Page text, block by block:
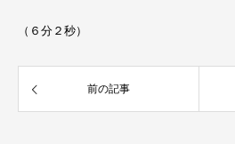
（６分２秒）
前の記事